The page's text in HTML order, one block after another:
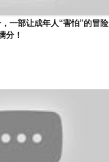
，一部让成年人“害怕”的冒险
分！